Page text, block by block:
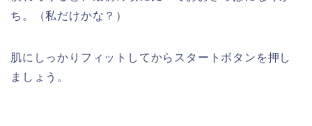
ち。（私だけかな？）
肌にしっかりフィットしてからスタートボタンを押し
ましょう。